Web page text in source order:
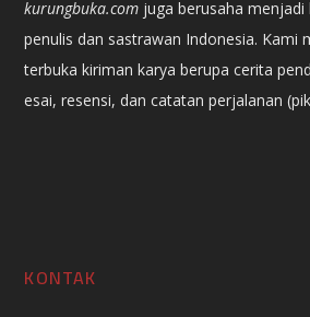
kurungbuka.com juga berusaha
penulis dan sastrawan Indonesia. Kami
terbuka kiriman karya berupa cerita
esai, resensi, dan catatan perjalanan
KONTAK